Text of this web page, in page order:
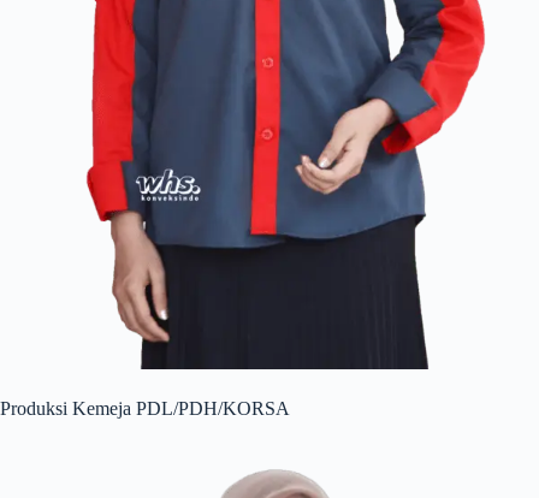
Produksi Kemeja PDL/PDH/KORSA